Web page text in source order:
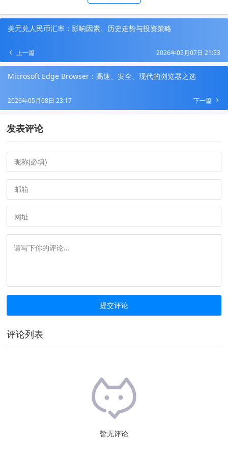
美元兑人民币汇率：影响因素、历史走势与投资策略
上一篇 2026年05月07日 21:53
Microsoft Edge Browser：高速、安全、现代的浏览器之选
下一篇
2026年05月08日 23:17
发表评论
评论列表
暂无评论